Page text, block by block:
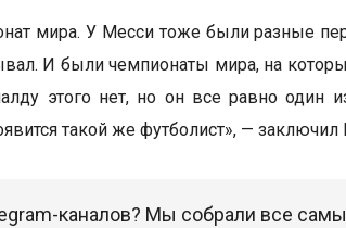
мира. У Месси тоже были разные
И были чемпионаты мира, на
этого нет, но он все равно один
такой же футболист», —
каналов? Мы собрали все